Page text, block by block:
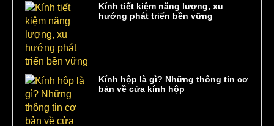
Kính tiết kiệm năng lượng, xu
hướng phát triển bền vững
Kính hộp là gì? Những thông tin cơ
bản về cửa kính hộp